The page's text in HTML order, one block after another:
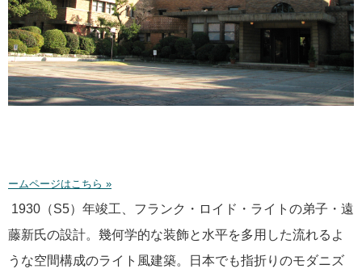
ームページはこちら »
1930（S5）年竣工、フランク・ロイド・ライトの弟子・遠
藤新氏の設計。幾何学的な装飾と水平を多用した流れるよ
うな空間構成のライト風建築。日本でも指折りのモダニズ